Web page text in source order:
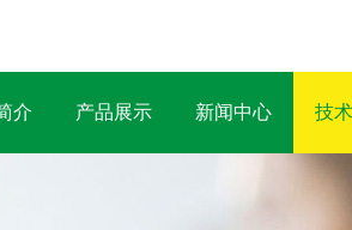
介 产品展示 新闻中心 技